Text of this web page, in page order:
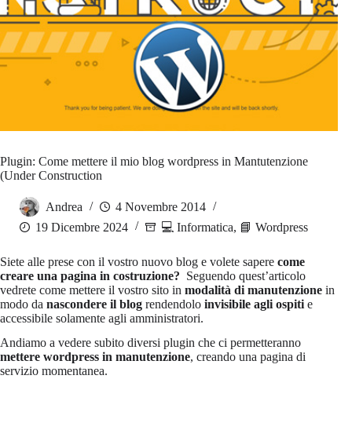
Plugin: Come mettere il mio blog wordpress in Mantutenzione
(Under Construction
Andrea
4 Novembre 2014
19 Dicembre 2024
💻 Informatica, 📘 Wordpress
Siete alle prese con il vostro nuovo blog e volete sapere come
creare una pagina in costruzione? Seguendo quest’articolo
vedrete come mettere il vostro sito in modalità di manutenzione in
modo da nascondere il blog rendendolo invisibile agli ospiti e
accessibile solamente agli amministratori.
Andiamo a vedere subito diversi plugin che ci permetteranno
mettere wordpress in manutenzione, creando una pagina di
servizio momentanea.